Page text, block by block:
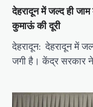
देहरादून में जल्द ही
कुमाऊं की दूरी
देहरादून: देहरादून में
जगी है। केंद्र सरकार